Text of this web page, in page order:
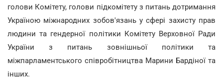
голови Комітету, голови підкомітету з питань дотримання
Україною міжнародних зобов'язань у сфері захисту прав
людини та гендерної політики Комітету Верховної Ради
України з питань зовнішньої політики та
міжпарламентського співробітництва Марини Бардіної та
інших.